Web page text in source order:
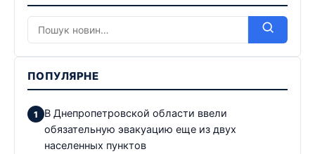
ПОПУЛЯРНЕ
В Днепропетровской области ввели
обязательную эвакуацию еще из двух
населенных пунктов